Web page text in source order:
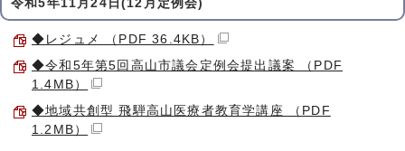
令和5年11月24日(12月定例会)
◆レジュメ （PDF 36.4KB）
◆令和5年第5回高山市議会定例会提出議案 （PDF
1.4MB）
◆地域共創型 飛騨高山医療者教育学講座 （PDF
1.2MB）